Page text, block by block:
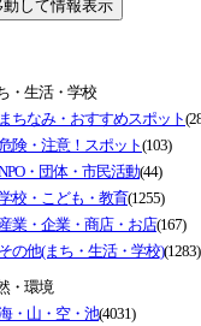
・生活・学校
まちなみ・おすすめスポット
険・注意！スポット(103)
・団体・市民活動(44)
校・こども・教育(1255)
産業・企業・商店・お店(167)
その他(まち・生活・学校)(1283)
・環境
・山・空・池(4031)